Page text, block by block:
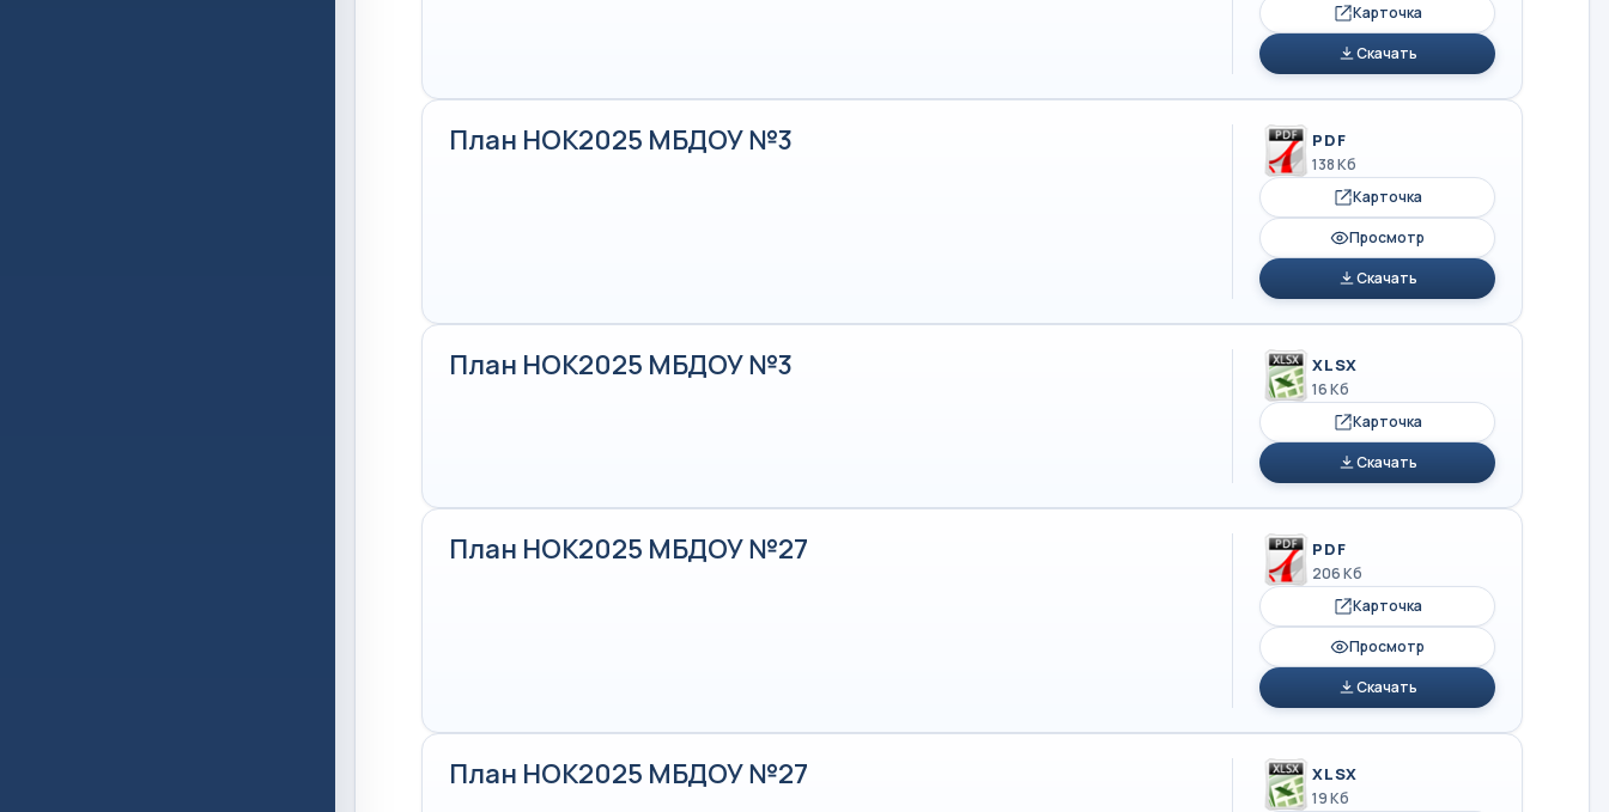
Карточка
Скачать
План НОК2025 МБДОУ №3 PDF
138 Кб
Карточка
Просмотр
Скачать
План НОК2025 МБДОУ №3 XLSX
16 Кб
Карточка
Скачать
План НОК2025 МБДОУ №27 PDF
206 Кб
Карточка
Просмотр
Скачать
План НОК2025 МБДОУ №27 XLSX
19 Кб